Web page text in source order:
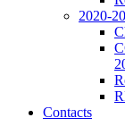
2020-
Contacts